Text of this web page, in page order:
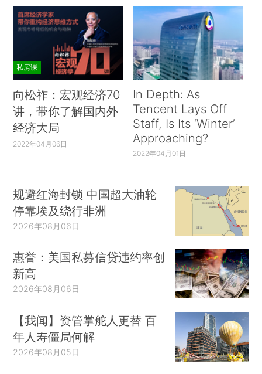
私房课
向松祚：宏观经济70
讲，带你了解国内外
经济大局
2022年04月06日
In Depth: As
Tencent Lays Off
Staff, Is Its ‘Winter’
Approaching?
2022年04月01日
规避红海封锁 中国超大油轮
停靠埃及绕行非洲
2026年08月06日
惠誉：美国私募信贷违约率创
新高
2026年08月06日
【我闻】资管掌舵人更替 百
年人寿僵局何解
2026年08月05日